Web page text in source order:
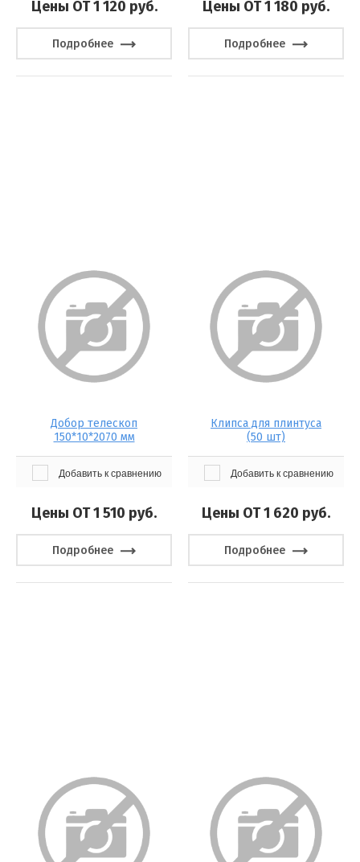
Цены ОТ 1 120 руб.
Подробнее
Цены ОТ 1 180 руб.
Подробнее
Добор телескоп
150*10*2070 мм
Добавить к сравнению
Цены ОТ 1 510 руб.
Подробнее
Клипса для плинтуса
(50 шт)
Добавить к сравнению
Цены ОТ 1 620 руб.
Подробнее